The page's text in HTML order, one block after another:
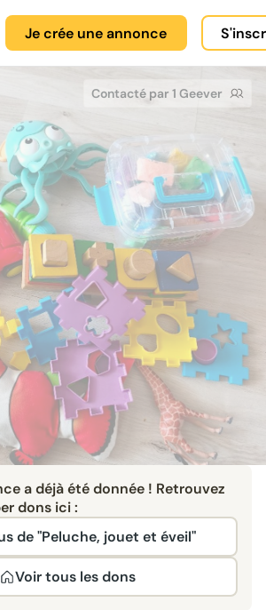
Je crée une annonce
Contacté par 1 Geever
a déjà été donnée ! Retrouvez
dons ici :
de "Peluche, jouet et éveil"
Voir tous les dons